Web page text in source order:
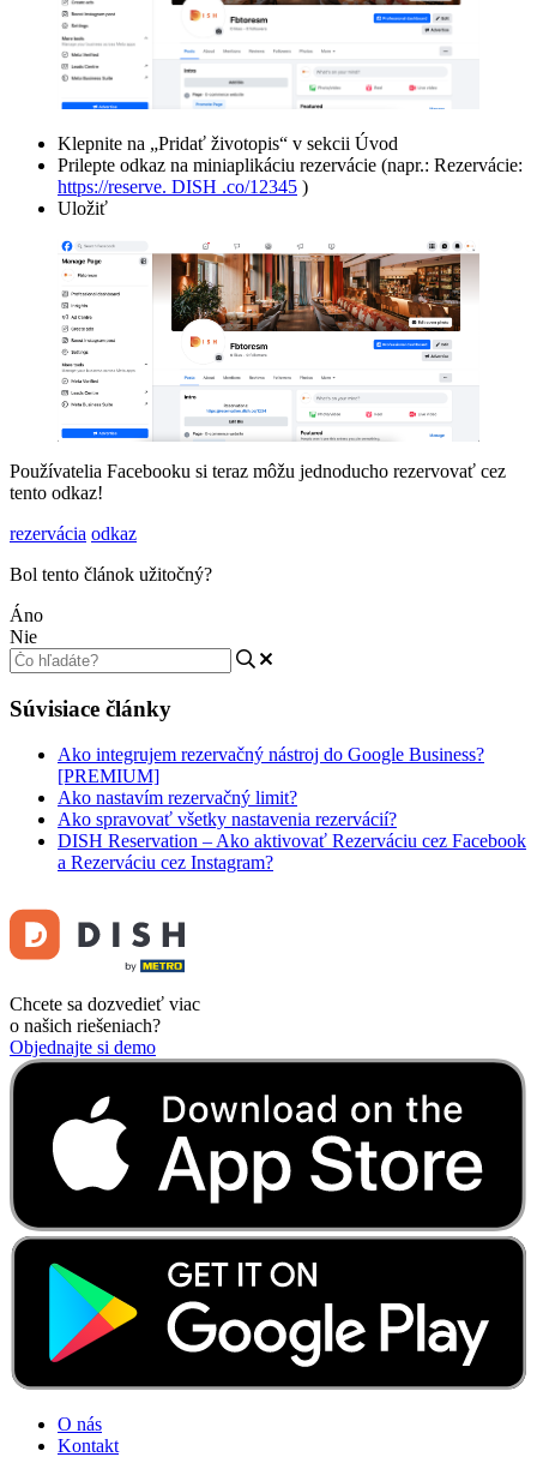
Klepnite na „Pridať životopis“ v sekcii Úvod
Prilepte odkaz na miniaplikáciu rezervácie (napr.: Rezervácie:
https://reserve. DISH .co/12345 )
Uložiť
Používatelia Facebooku si teraz môžu jednoducho rezervovať cez
tento odkaz!
rezervácia odkaz
Bol tento článok užitočný?
Áno
Nie
Súvisiace články
Ako integrujem rezervačný nástroj do Google Business?
[PREMIUM]
Ako nastavím rezervačný limit?
Ako spravovať všetky nastavenia rezervácií?
DISH Reservation – Ako aktivovať Rezerváciu cez Facebook
a Rezerváciu cez Instagram?
Chcete sa dozvedieť viac
o našich riešeniach?
Objednajte si demo
O nás
Kontakt